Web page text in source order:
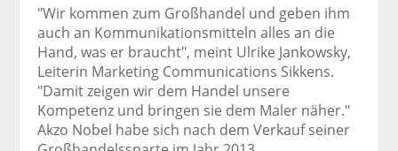
"Wir kommen zum Großhandel und geben ihm
auch an Kommunikationsmitteln alles an die
Hand, was er braucht", meint Ulrike Jankowsky,
Leiterin Marketing Communications Sikkens.
"Damit zeigen wir dem Handel unsere
Kompetenz und bringen sie dem Maler näher."
Akzo Nobel habe sich nach dem Verkauf seiner